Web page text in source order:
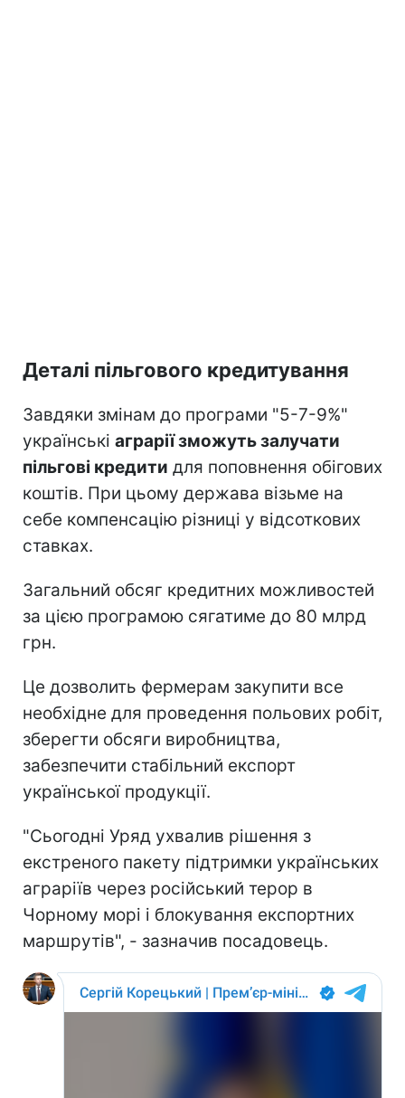
Деталі пільгового кредитування
Завдяки змінам до програми "5-7-9%"
українські аграрії зможуть залучати
пільгові кредити для поповнення обігових
коштів. При цьому держава візьме на
себе компенсацію різниці у відсоткових
ставках.
Загальний обсяг кредитних можливостей
за цією програмою сягатиме до 80 млрд
грн.
Це дозволить фермерам закупити все
необхідне для проведення польових робіт,
зберегти обсяги виробництва,
забезпечити стабільний експорт
української продукції.
"Сьогодні Уряд ухвалив рішення з
екстреного пакету підтримки українських
аграріїв через російський терор в
Чорному морі і блокування експортних
маршрутів", - зазначив посадовець.